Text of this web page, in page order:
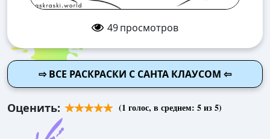
49просмотров
⇨ ВСЕ РАСКРАСКИ С САНТА КЛАУСОМ ⇦
Оценить: (1 голос, в среднем: 5из 5)